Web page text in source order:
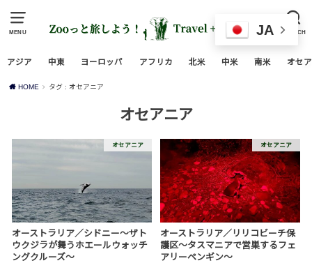
MENU SEARCH
アジア 中東 ヨーロッパ アフリカ 北米 中米 南米 オセ
HOME タグ : オセアニア
オセアニア
オセアニア
オーストラリア／シドニー～ザト
ウクジラが舞うホエールウォッチ
ングクルーズ～
オセアニア
オーストラリア／リリコビーチ保
護区～タスマニアで営巣するフェ
アリーペンギン～
JA